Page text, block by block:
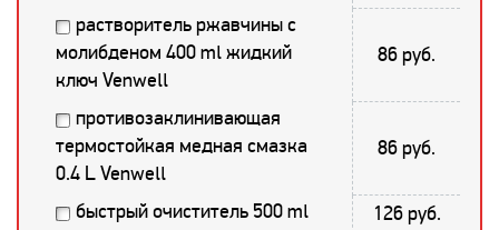
растворитель ржавчины с
молибденом 400 ml жидкий
ключ Venwell
86 руб.
противозаклинивающая
термостойкая медная смазка
0.4 L Venwell
86 руб.
быстрый очиститель 500 ml 126 руб.